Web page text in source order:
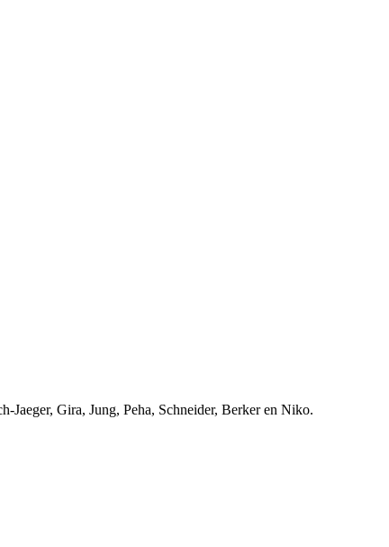
Gira, Jung, Peha, Schneider, Berker en Niko.